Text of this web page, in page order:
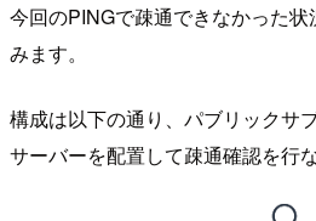
今回のPINGで疎通できなかった
みます。
構成は以下の通り、パブリックサ
サーバーを配置して疎通確認を行